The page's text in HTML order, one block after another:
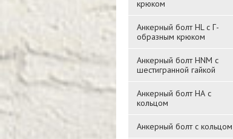
крюком
Анкерный болт HL с Г-
образным крюком
Анкерный болт HNM с
шестигранной гайкой
Анкерный болт НА с
кольцом
Анкерный болт с кольцом